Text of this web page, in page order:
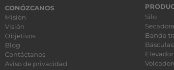
CONÓZCANOS
Misión
Visión
Objetivos
Blog
Contáctanos
Aviso de privacidad
Silo
Banda